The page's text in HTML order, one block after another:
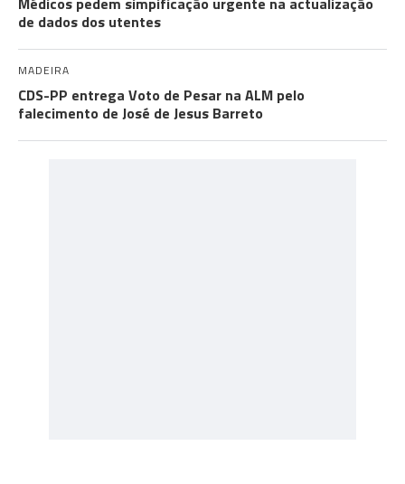
de dados dos utentes
MADEIRA
CDS-PP entrega Voto de Pesar na ALM pelo
falecimento de José de Jesus Barreto